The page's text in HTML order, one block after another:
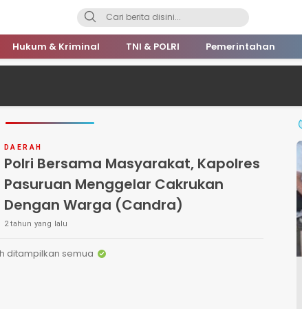
Hukum & Kriminal TNI & POLRI Pemerintahan
DAERAH
Polri Bersama Masyarakat, Kapolres
Pasuruan Menggelar Cakrukan
Dengan Warga (Candra)
2 tahun yang lalu
ditampilkan semua